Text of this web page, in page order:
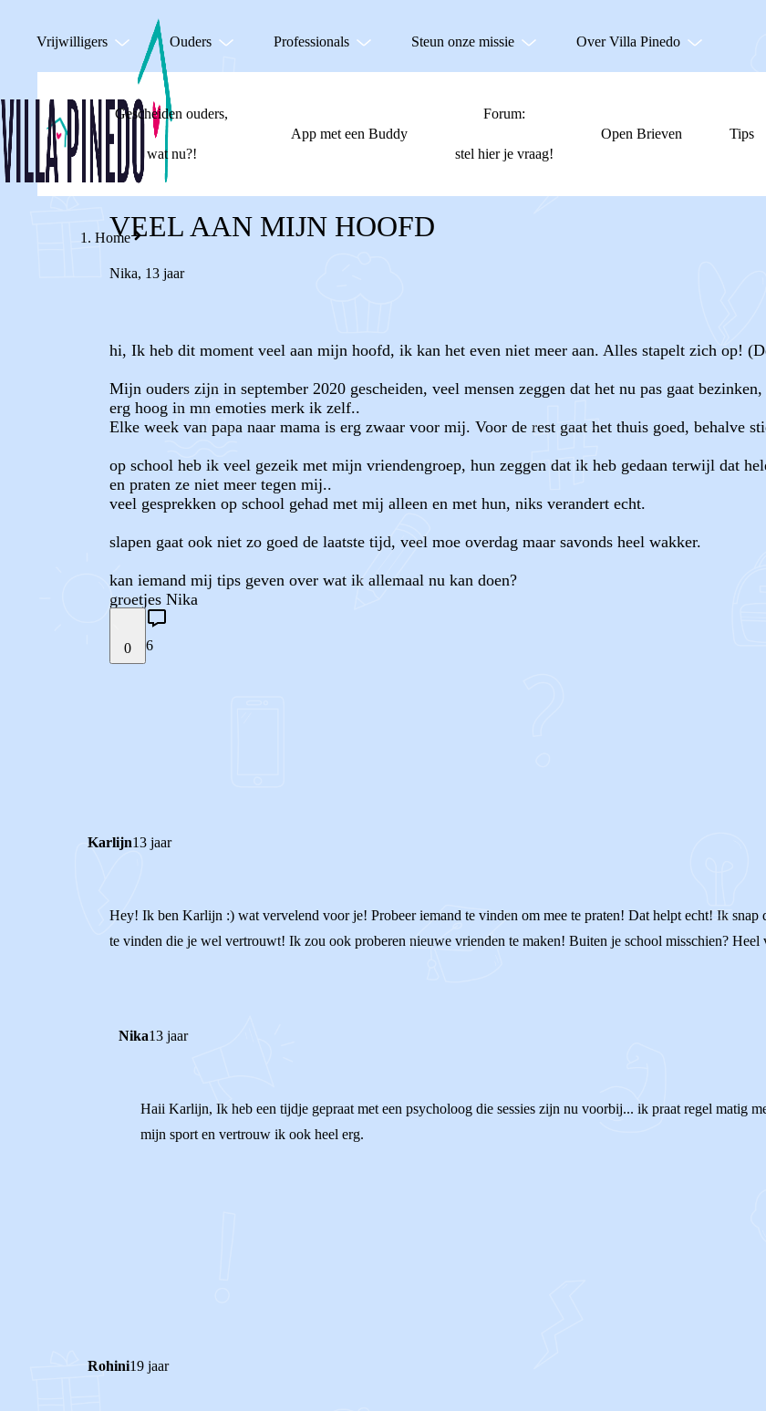
Vrijwilligers Ouders Professionals Steun onze missie Over Villa Pinedo
Gescheiden ouders,
wat nu?!
App met een Buddy
Forum:
stel hier je vraag!
Open Brieven Tips
Home
VEEL AAN MIJN HOOFD
Nika, 13 jaar
hi, Ik heb dit moment veel aan mijn hoofd, ik kan het even niet meer aan. Alles stapelt zich op!
Mijn ouders zijn in september 2020 gescheiden, veel mensen zeggen dat het nu pas gaat
erg hoog in mn emoties merk ik zelf..
Elke week van papa naar mama is erg zwaar voor mij. Voor de rest gaat het thuis goed, behalve
op school heb ik veel gezeik met mijn vriendengroep, hun zeggen dat ik heb gedaan terwijl dat
en praten ze niet meer tegen mij..
veel gesprekken op school gehad met mij alleen en met hun, niks verandert echt.
slapen gaat ook niet zo goed de laatste tijd, veel moe overdag maar savonds heel wakker.
kan iemand mij tips geven over wat ik allemaal nu kan doen?
groetjes Nika
0 6
Karlijn13 jaar
Hey! Ik ben Karlijn :) wat vervelend voor je! Probeer iemand te vinden om mee te praten! Dat helpt echt! Ik snap
te vinden die je wel vertrouwt! Ik zou ook proberen nieuwe vrienden te maken! Buiten je school misschien? Heel
Nika13 jaar
Haii Karlijn, Ik heb een tijdje gepraat met een psycholoog die sessies zijn nu voorbij... ik praat regel matig
mijn sport en vertrouw ik ook heel erg.
Rohini19 jaar